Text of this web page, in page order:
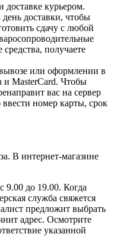
курьером.
доставки, чтобы
сдачу с любой
получаете
или оформлении в
и MasterCard. Чтобы
вас на сервер
номер карты, срок
В интернет-магазине
9.00 до 19.00. Когда
служба свяжется
предложит выбрать
адрес. Осмотрите
указанной